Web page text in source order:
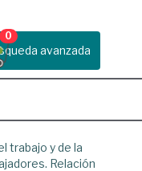
avanzada
0
trabajo y de la
Relación